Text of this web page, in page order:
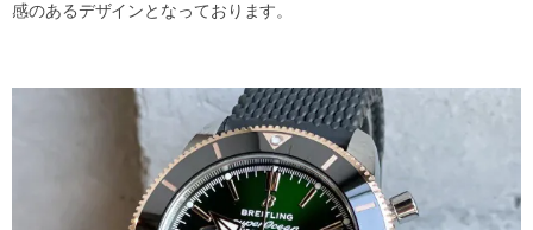
感のあるデザインとなっております。